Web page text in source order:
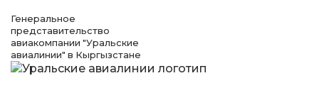
Генеральное
представительство
авиакомпании "Уральские
авиалинии" в Кыргызстане